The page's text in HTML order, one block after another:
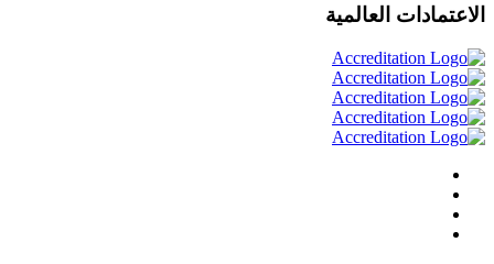
الاعتمادات العالمية